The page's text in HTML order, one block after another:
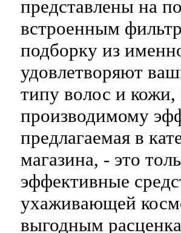
представлены на
встроенным
подборку из
удовлетворяют
типу волос и
производимому
предлагаемая в
магазина, - это
эффективные
ухаживающей
выгодным